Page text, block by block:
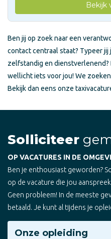
Bekijk
Ben jij op zoek naar een
contact centraal staat? Typeer
zelfstandig en dienstverlenend?
wellicht iets voor jou! We
Bekijk dan eens onze
Solliciteer
OP VACATURES IN DE
Ben je enthousiast geworden?
op de vacature die jou
Geen probleem! In de meeste
betaald. Je kunt al tijdens je
Onze opleiding